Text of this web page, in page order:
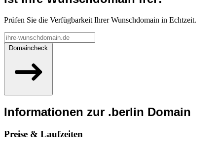
Prüfen Sie die Verfügbarkeit Ihrer Wunschdomain in Echtzeit.
Domaincheck
Informationen zur .berlin Domain
Preise & Laufzeiten